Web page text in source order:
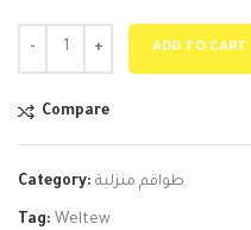
ADD TO CART
Compare
Category: طواقم منزلية
Tag: Weltew